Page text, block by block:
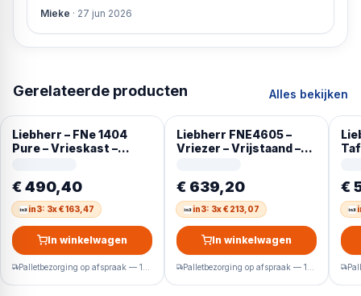
Mieke · 27 jun 2026
Gerelateerde producten Alles bekijken
Liebherr – FNe 1404
Pure – Vrieskast –
€ 490,40
in3: 3x € 163,47
In winkelwagen
Liebherr FNE4605 –
Vriezer – Vrijstaand –
€ 639,20
in3: 3x € 213,07
In winkelwagen
€